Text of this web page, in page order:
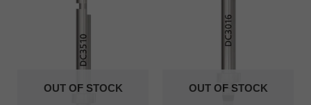
OUT OF STOCK OUT OF STOCK